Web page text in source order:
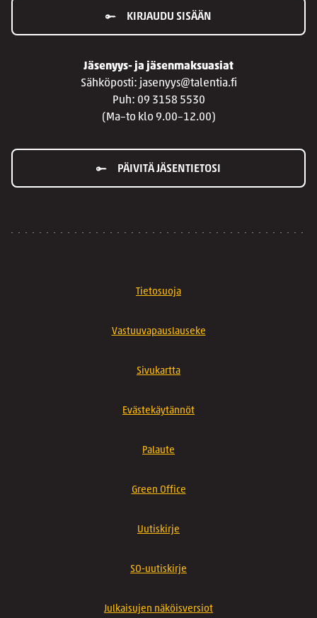
KIRJAUDU SISÄÄN
Jäsenyys- ja jäsenmaksuasiat
Sähköposti: jasenyys@talentia.fi
Puh: 09 3158 5530
(Ma–to klo 9.00–12.00)
PÄIVITÄ JÄSENTIETOSI
Tietosuoja
Vastuuvapauslauseke
Sivukartta
Evästekäytännöt
Palaute
Green Office
Uutiskirje
SO-uutiskirje
Julkaisujen näköisversiot